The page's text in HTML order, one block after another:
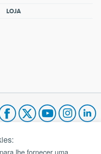
LOJA
II
lhe fornecer uma